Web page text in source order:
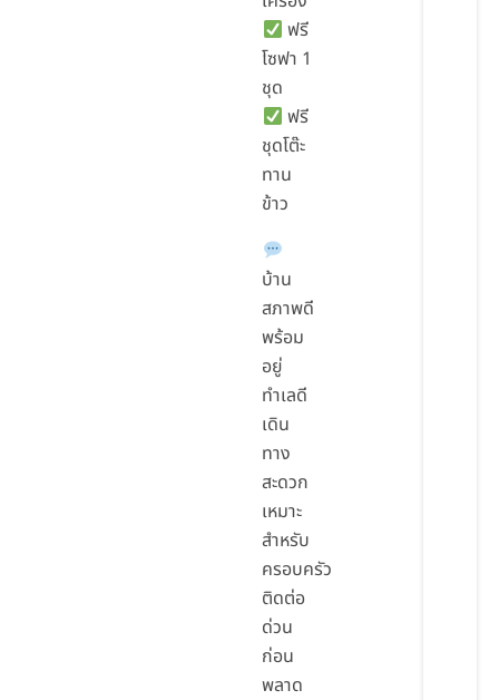
ฟรี
โซฟา 1
ชุด
ฟรี
ชุดโต๊ะ
ทาน
ข้าว
บ้าน
สภาพดี
พร้อม
อยู่
ทำเลดี
เดิน
ทาง
สะดวก
เหมาะ
สำหรับ
ครอบครัว
ติดต่อ
ด่วน
ก่อน
พลาด